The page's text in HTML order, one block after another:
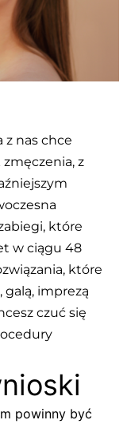
z nas chce
z
które
w ciągu 48
które
galą, imprezą
czuć się
powinny być